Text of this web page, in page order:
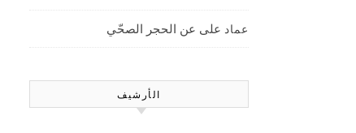
عماد على عن الحجر الصحّي
الأرشيف